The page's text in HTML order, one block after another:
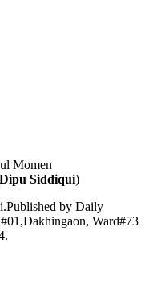
Momen
Dipu Siddiqui)
by Daily
Ward#73